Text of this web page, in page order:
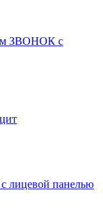
ЗВОНОК с
лицевой панелью